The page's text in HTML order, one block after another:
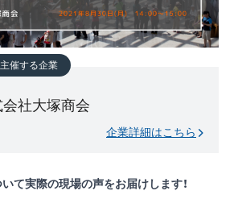
催する企業
社大塚商会
企業詳細はこちら
て実際の現場の声をお届けします！